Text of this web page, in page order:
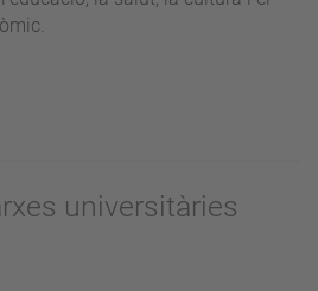
universitàries